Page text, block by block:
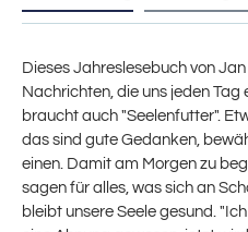
Dieses Jahreslesebuch von
Nachrichten, die uns jeden
braucht auch "Seelenfutter".
das sind gute Gedanken,
einen. Damit am Morgen zu
sagen für alles, was sich an
bleibt unsere Seele gesund.